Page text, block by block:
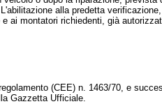
alla predetta
ai montatori richiedenti, già
(CEE) n. 1463/70, e
Gazzetta Ufficiale.